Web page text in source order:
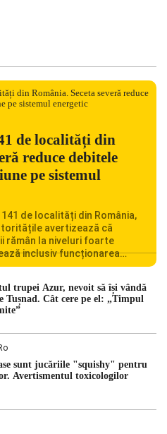
de localități din
reduce debitele
pe sistemul
de localități din România,
avertizează că
rămân la niveluri foarte
inclusiv funcționarea
România se confruntă
din punct de vedere
[…]
trupei Azur, nevoit să își vândă
Tușnad. Cât cere pe el: „Timpul
sunt jucăriile "squishy" pentru
Avertismentul toxicologilor